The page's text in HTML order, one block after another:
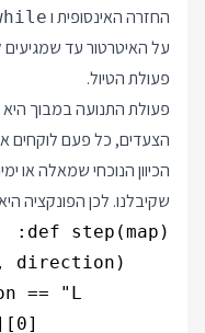
החזרה האינסופית ו
על האיטרטור עד שמגיעים
פעולת הטיול.
פעולת התנועה במבוך
הכיוון הנוכחי שמאלה או
שקיבלנו. לכן הפונקציה